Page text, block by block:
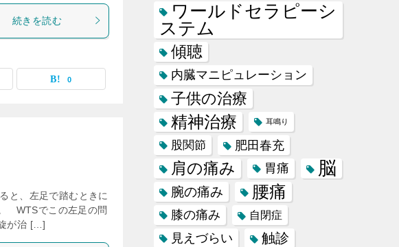
続きを読む
0
と、左足で踏むときに
WTSでこの左足の問
が治 […]
ワールドセラピーシ
ステム
傾聴
内臓マニピュレーション
子供の治療
精神治療 耳鳴り
股関節 肥田春充
肩の痛み 胃痛 脳
腕の痛み 腰痛
膝の痛み 自閉症
見えづらい 触診